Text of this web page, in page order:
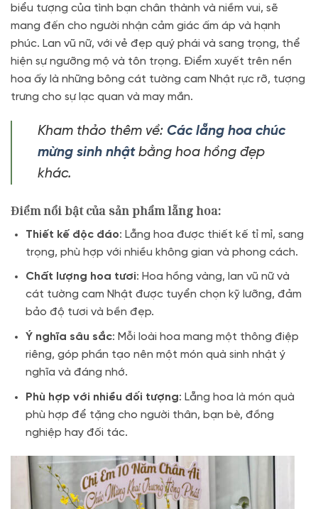
biểu tượng của tình bạn chân thành và niềm vui, sẽ
mang đến cho người nhận cảm giác ấm áp và hạnh
phúc. Lan vũ nữ, với vẻ đẹp quý phái và sang trọng, thể
hiện sự ngưỡng mộ và tôn trọng. Điểm xuyết trên nền
hoa ấy là những bông cát tường cam Nhật rực rỡ, tượng
trưng cho sự lạc quan và may mắn.
Kham thảo thêm về: Các lẵng hoa chúc
mừng sinh nhậtbằng hoa hồng đẹp
khác.
Điểm nổi bật của sản phẩm lẵng hoa:
Thiết kế độc đáo: Lẵng hoa được thiết kế tỉ mỉ, sang
trọng, phù hợp với nhiều không gian và phong cách.
Chất lượng hoa tươi: Hoa hồng vàng, lan vũ nữ và
cát tường cam Nhật được tuyển chọn kỹ lưỡng, đảm
bảo độ tươi và bền đẹp.
Ý nghĩa sâu sắc: Mỗi loài hoa mang một thông điệp
riêng, góp phần tạo nên một món quà sinh nhật ý
nghĩa và đáng nhớ.
Phù hợp với nhiều đối tượng: Lẵng hoa là món quà
phù hợp để tặng cho người thân, bạn bè, đồng
nghiệp hay đối tác.